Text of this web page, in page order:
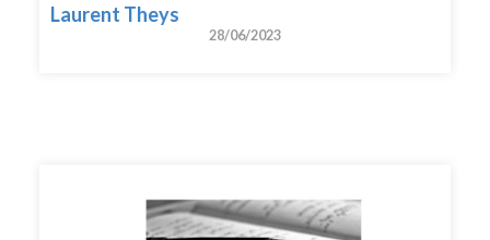
Laurent Theys
28/06/2023